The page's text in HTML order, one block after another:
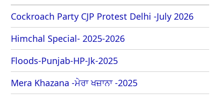
Cockroach Party CJP Protest Delhi -July 2026
Himchal Special- 2025-2026
Floods-Punjab-HP-Jk-2025
Mera Khazana -ਮੇਰਾ ਖਜ਼ਾਨਾ -2025